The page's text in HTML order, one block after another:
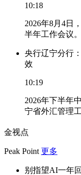
10:18
2026年8月4日
半年工作会议。
央行辽宁分行
效
10:19
2026年下半年
宁省外汇管理
金视点
Peak Point 更多
别指望AI一年